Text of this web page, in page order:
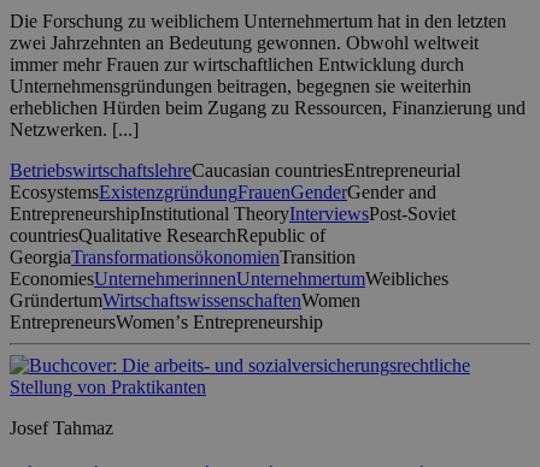
Die Forschung zu weiblichem Unternehmertum hat in den letzten
zwei Jahrzehnten an Bedeutung gewonnen. Obwohl weltweit
immer mehr Frauen zur wirtschaftlichen Entwicklung durch
Unternehmensgründungen beitragen, begegnen sie weiterhin
erheblichen Hürden beim Zugang zu Ressourcen, Finanzierung und
Netzwerken. [...]
BetriebswirtschaftslehreCaucasian countriesEntrepreneurial
EcosystemsExistenzgründungFrauenGenderGender and
EntrepreneurshipInstitutional TheoryInterviewsPost-Soviet
countriesQualitative ResearchRepublic of
GeorgiaTransformationsökonomienTransition
EconomiesUnternehmerinnenUnternehmertumWeibliches
GründertumWirtschaftswissenschaftenWomen
EntrepreneursWomenʼs Entrepreneurship
Josef Tahmaz